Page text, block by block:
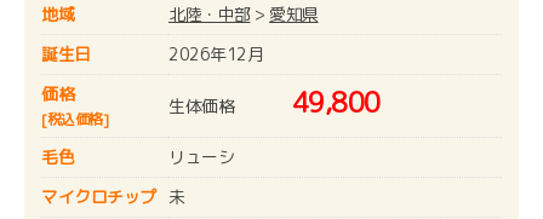
地域
北陸・中部> 愛知県
誕生日
2026年12月
価格
[税込価格]
生体価格 49,800
毛色
リューシ
マイクロチップ
未